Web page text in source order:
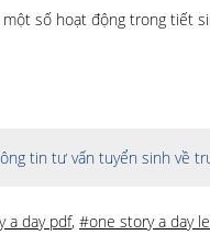
số hoạt động trong tiết
tin tư vấn tuyển sinh về
a day pdf, #one story a day